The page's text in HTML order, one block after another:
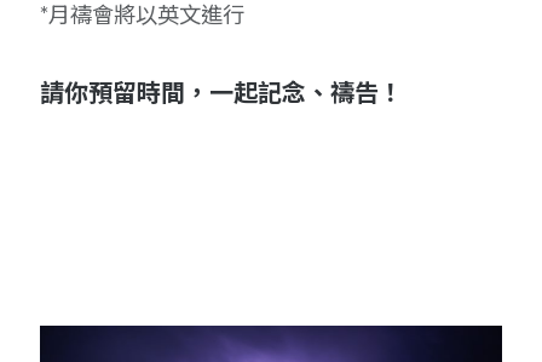
*月禱會將以英文進行
請你預留時間，一起記念、禱告！